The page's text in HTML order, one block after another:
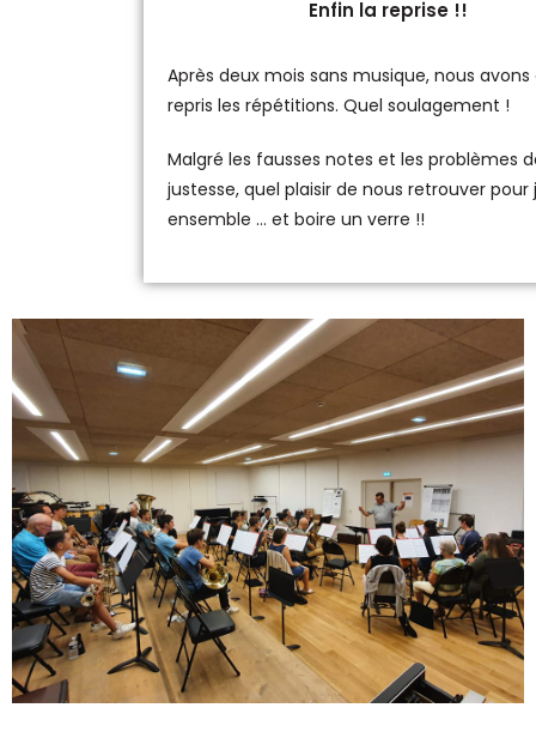
Enfin la reprise !!
Après deux mois sans musique, nous
repris les répétitions. Quel soulagement !
Malgré les fausses notes et les problèmes
justesse, quel plaisir de nous retrouver pour
ensemble … et boire un verre !!